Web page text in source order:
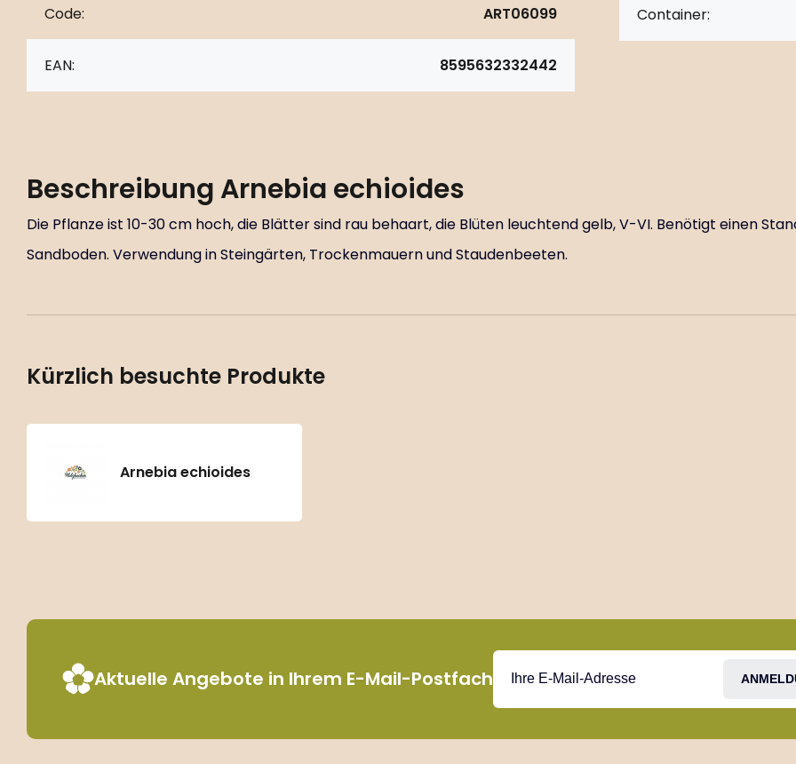
Code: ART06099
EAN: 8595632332442
Container:
Beschreibung Arnebia echioides
Die Pflanze ist 10-30 cm hoch, die Blätter sind rau behaart, die Blüten leuchtend gelb, V-VI. Benötigt einen
Sandboden. Verwendung in Steingärten, Trockenmauern und Staudenbeeten.
Kürzlich besuchte Produkte
Arnebia echioides
Aktuelle Angebote in Ihrem E-Mail-Postfach